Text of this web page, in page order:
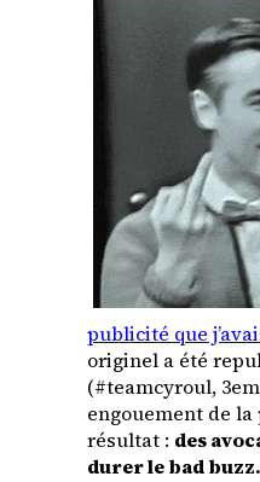
publicité que
originel a été
(#teamcyroul,
engouement de
résultat : des
durer le bad buzz.